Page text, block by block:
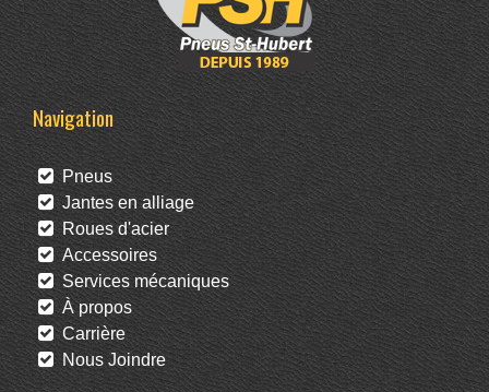
Navigation
Pneus
Jantes en alliage
Roues d'acier
Accessoires
Services mécaniques
À propos
Carrière
Nous Joindre